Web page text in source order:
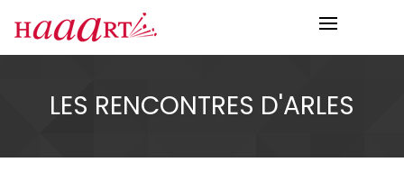
LES RENCONTRES D'ARLES